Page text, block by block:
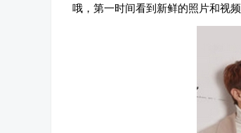
哦，第一时间看到新鲜的照片和视